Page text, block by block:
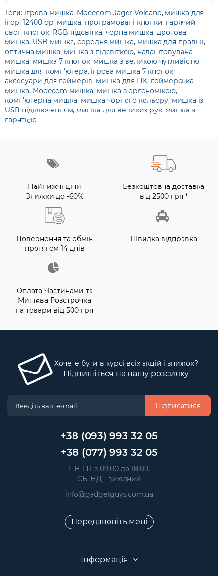
Теги: ігрова мишка, Modecom Jager Volcano, мишка для
ігор, 12400 dpi мишка, програмовані кнопки, гарячий
своп кнопок, RGB підсвітка, чорна мишка, дротова
мишка, USB мишка, середня мишка, мишка для правші,
оптична мишка, мишка з підсвіткою, налаштовувана
мишка, мишка 7 кнопок, мишка з великою чутливістю,
мишка для комп'ютера, ігрова мишка 7 кнопок,
аксесуари для геймерів, мишка для ПК, геймерська
мишка, Modecom мишка, мишка з ергономікою,
комп'ютерна мишка, мишка чорного кольору, мишка із
USB підключенням, мишка для великих рук, мишка з
гарнтією
Найнижчі ціни
Знижки до -60%
Безкоштовна доставка
від 2500 грн *
Повернення та обмін
протягом 14 днів
Швидка відправка
Оплата Частинами та
Миттєва Розстрочка
на товари від 500 грн
Хочете бути в курсі всіх акцій і знижок?
Підпишіться на нашу розсилку
Підписатися
+38 (093) 993 32 05
+38 (077) 993 32 05
ПН-ПТ з 09:00 до 18:00,
СБ, НД - вихідний
info@gadgetguys.com.ua
Передзвоніть мені
Інформація